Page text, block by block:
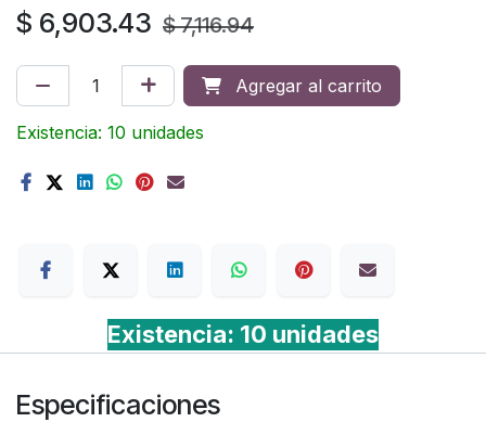
$ 6,903.43 $7,116.94
Agregar al carrito
Existencia: 10 unidades
Existencia: 10 unidades
Especificaciones